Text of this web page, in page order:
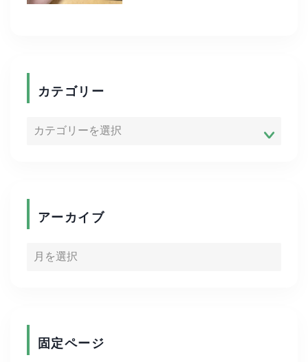
カテゴリー
アーカイブ
固定ページ